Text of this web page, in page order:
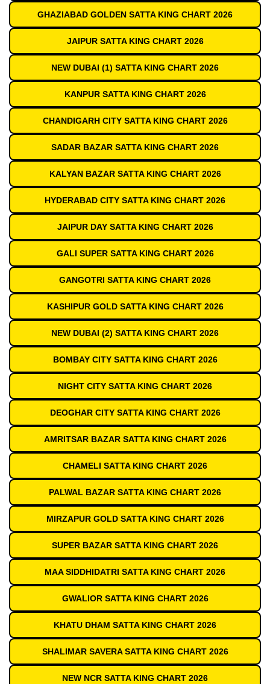
GHAZIABAD GOLDEN SATTA KING CHART 2026
JAIPUR SATTA KING CHART 2026
NEW DUBAI (1) SATTA KING CHART 2026
KANPUR SATTA KING CHART 2026
CHANDIGARH CITY SATTA KING CHART 2026
SADAR BAZAR SATTA KING CHART 2026
KALYAN BAZAR SATTA KING CHART 2026
HYDERABAD CITY SATTA KING CHART 2026
JAIPUR DAY SATTA KING CHART 2026
GALI SUPER SATTA KING CHART 2026
GANGOTRI SATTA KING CHART 2026
KASHIPUR GOLD SATTA KING CHART 2026
NEW DUBAI (2) SATTA KING CHART 2026
BOMBAY CITY SATTA KING CHART 2026
NIGHT CITY SATTA KING CHART 2026
DEOGHAR CITY SATTA KING CHART 2026
AMRITSAR BAZAR SATTA KING CHART 2026
CHAMELI SATTA KING CHART 2026
PALWAL BAZAR SATTA KING CHART 2026
MIRZAPUR GOLD SATTA KING CHART 2026
SUPER BAZAR SATTA KING CHART 2026
MAA SIDDHIDATRI SATTA KING CHART 2026
GWALIOR SATTA KING CHART 2026
KHATU DHAM SATTA KING CHART 2026
SHALIMAR SAVERA SATTA KING CHART 2026
NEW NCR SATTA KING CHART 2026